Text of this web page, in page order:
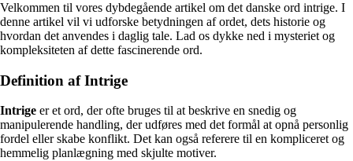
Velkommen til vores dybdegående artikel om det danske ord intrige. I
denne artikel vil vi udforske betydningen af ordet, dets historie og
hvordan det anvendes i daglig tale. Lad os dykke ned i mysteriet og
kompleksiteten af dette fascinerende ord.
Definition af Intrige
Intrige er et ord, der ofte bruges til at beskrive en snedig og
manipulerende handling, der udføres med det formål at opnå personlig
fordel eller skabe konflikt. Det kan også referere til en kompliceret og
hemmelig planlægning med skjulte motiver.